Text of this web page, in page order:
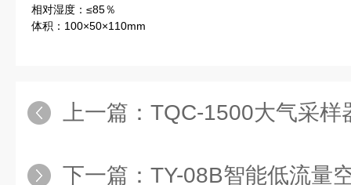
相对湿度：≤85％
体积：100×50×110mm
上一篇： TQC-1500大气采样
下一篇： TY-08B智能低流量